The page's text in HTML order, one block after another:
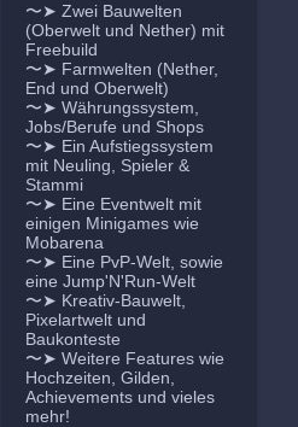
〜➤ Zwei Bauwelten
(Oberwelt und Nether) mit
Freebuild
〜➤ Farmwelten (Nether,
End und Oberwelt)
〜➤ Währungssystem,
Jobs/Berufe und Shops
〜➤ Ein Aufstiegssystem
mit Neuling, Spieler &
Stammi
〜➤ Eine Eventwelt mit
einigen Minigames wie
Mobarena
〜➤ Eine PvP-Welt, sowie
eine Jump'N'Run-Welt
〜➤ Kreativ-Bauwelt,
Pixelartwelt und
Baukonteste
〜➤ Weitere Features wie
Hochzeiten, Gilden,
Achievements und vieles
mehr!